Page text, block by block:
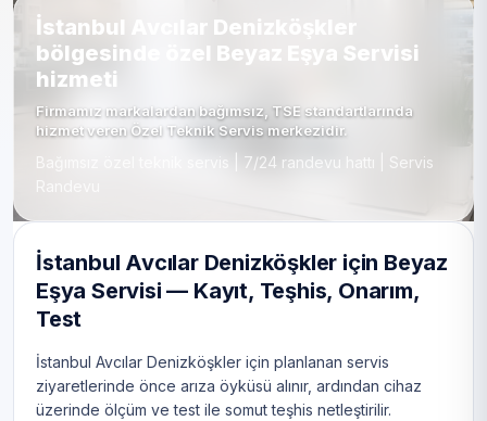
İstanbul Avcılar Denizköşkler
bölgesinde özel Beyaz Eşya Servisi
hizmeti
Firmamız markalardan bağımsız, TSE standartlarında
hizmet veren Özel Teknik Servis merkezidir.
Bağımsız özel teknik servis | 7/24 randevu hattı | Servis
İstanbul Avcılar Denizköşkler için Beyaz
Eşya Servisi — Kayıt, Teşhis, Onarım,
Test
İstanbul Avcılar Denizköşkler için planlanan servis
ziyaretlerinde önce arıza öyküsü alınır, ardından cihaz
üzerinde ölçüm ve test ile somut teşhis netleştirilir.